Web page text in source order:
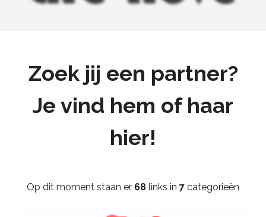
Zoek jij een partner?
Je vind hem of haar
hier!
Op dit moment staan er 68 links in 7 categorieën